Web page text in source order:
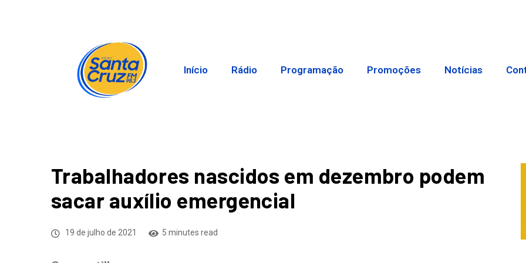
Início Rádio Programação Promoções Notícias
Trabalhadores nascidos em dezembro podem
sacar auxílio emergencial
19 de julho de 2021 5 minutes read